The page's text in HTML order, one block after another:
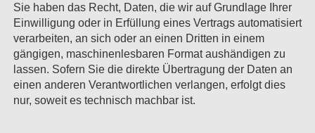
Sie haben das Recht, Daten, die wir auf Grundlage Ihrer
Einwilligung oder in Erfüllung eines Vertrags automatisiert
verarbeiten, an sich oder an einen Dritten in einem
gängigen, maschinenlesbaren Format aushändigen zu
lassen. Sofern Sie die direkte Übertragung der Daten an
einen anderen Verantwortlichen verlangen, erfolgt dies
nur, soweit es technisch machbar ist.